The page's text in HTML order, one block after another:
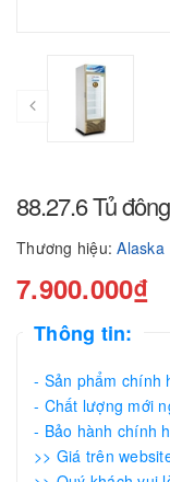
88.27.6 Tủ
Thương hiệu: Alaska
7.900.000₫
Thông tin:
- Sản phẩm chính
- Chất lượng mới
- Bảo hành chính
>> Giá trên